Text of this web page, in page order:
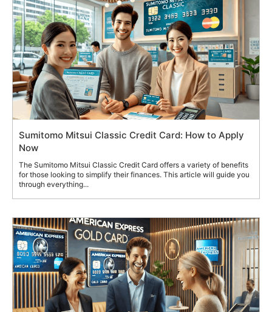
Sumitomo Mitsui Classic Credit Card: How to Apply
Now
The Sumitomo Mitsui Classic Credit Card offers a variety of benefits
for those looking to simplify their finances. This article will guide you
through everything...